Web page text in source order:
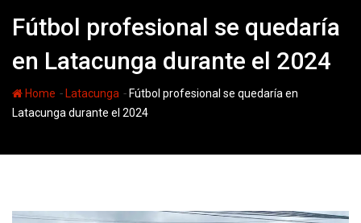
Fútbol profesional se quedaría
en Latacunga durante el 2024
Home - Latacunga - Fútbol profesional se quedaría en
Latacunga durante el 2024